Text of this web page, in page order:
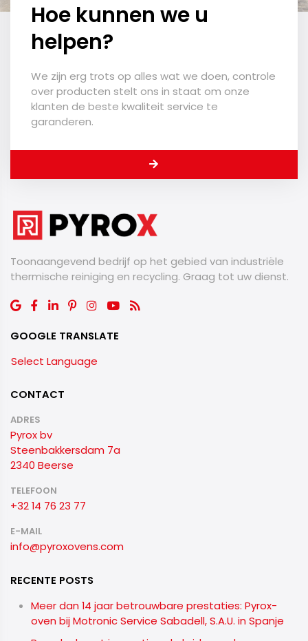
Hoe kunnen we u
helpen?
We zijn erg trots op alles wat we doen, controle
over producten stelt ons in staat om onze
klanten de beste kwaliteit service te
garanderen.
Toonaangevend bedrijf op het gebied van industriële
thermische reiniging en recycling. Graag tot uw dienst.
GOOGLE TRANSLATE
Select Language
CONTACT
ADRES
Pyrox bv
Steenbakkersdam 7a
2340 Beerse
TELEFOON
+32 14 76 23 77
E-MAIL
info@pyroxovens.com
RECENTE POSTS
Meer dan 14 jaar betrouwbare prestaties: Pyrox-
oven bij Motronic Service Sabadell, S.A.U. in Spanje